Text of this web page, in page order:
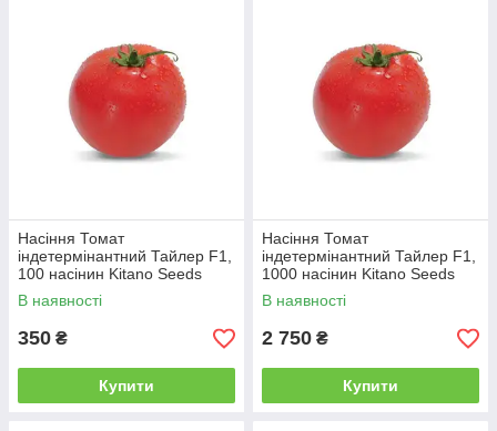
Насіння Томат
індетермінантний Тайлер F1,
100 насінин Kitano Seeds
В наявності
350 ₴
Купити
Насіння Томат
індетермінантний Тайлер F1,
1000 насінин Kitano Seeds
В наявності
2 750 ₴
Купити